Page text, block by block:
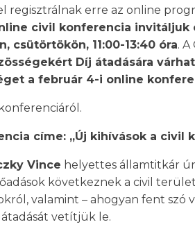
regisztrálnak erre az online
civil konferencia invitáljuk
csütörtökön, 11:00-13:40 óra.
Díj átadására
a február 4-i online
címe: „Új kihívások a civil
Vince helyettes államtitkár
következnek a civil
valamint – ahogyan fent
vetítjük le.